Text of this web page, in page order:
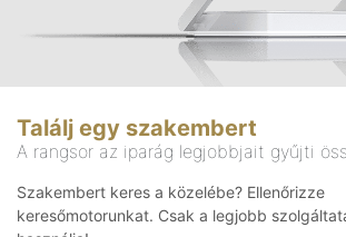
Találj egy szakembert
A rangsor az iparág legjobbjait gyűjti
Szakembert keres a közelébe? Ellenőrizze
keresőmotorunkat. Csak a legjobb